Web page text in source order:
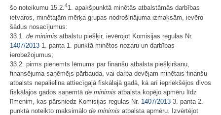
šo noteikumu 15.2.41. apakšpunktā minētās atbalstāmās darbības
ietvaros, minētajām mērķa grupas nodrošinājuma izmaksām, ievēro
šādus nosacījumus:
33.1. de minimis atbalstu piešķir, ievērojot Komisijas regulas Nr.
1407/2013 1. panta 1. punktā minētos nozaru un darbības
ierobežojumus;
33.2. pirms pieņemts lēmums par finanšu atbalsta piešķiršanu,
finansējuma saņēmējs pārbauda, vai darba devējam minētais finanšu
atbalsts nepalielina attiecīgajā fiskālajā gadā, kā arī iepriekšējos divos
fiskālajos gados saņemtā de minimis atbalsta kopējo apmēru līdz
līmenim, kas pārsniedz Komisijas regulas Nr. 1407/2013 3. panta 2.
punktā noteikto maksimālo de minimis atbalsta apmēru. Izvērtējot